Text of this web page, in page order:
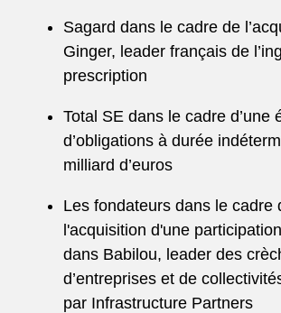
Sagard dans le cadre de
Ginger, leader français de
prescription
Total SE dans le cadre d’une
d’obligations à durée
milliard d’euros
Les fondateurs dans le cadre
l'acquisition d'une
dans Babilou, leader des
d’entreprises et de
par Infrastructure Partners